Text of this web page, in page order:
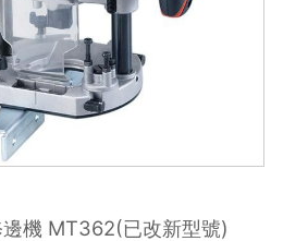
機 MT362(已改新型號)